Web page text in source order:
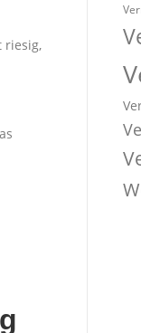
riesig,